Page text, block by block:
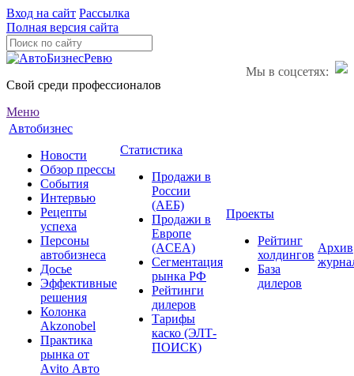
Вход на сайт Рассылка
Полная версия сайта
Мы в соцсетях:
Свой среди профессионалов
Меню
Автобизнес
Новости
Обзор прессы
События
Интервью
Рецепты
успеха
Персоны
автобизнеса
Досье
Эффективные
решения
Колонка
Akzonobel
Практика
рынка от
Аvito Авто
Статистика
Продажи в
России
(АЕБ)
Продажи в
Европе
(ACEA)
Сегментация
рынка РФ
Рейтинги
дилеров
Тарифы
каско (ЭЛТ-
ПОИСК)
Проекты
Рейтинг
холдингов
База
дилеров
Архив